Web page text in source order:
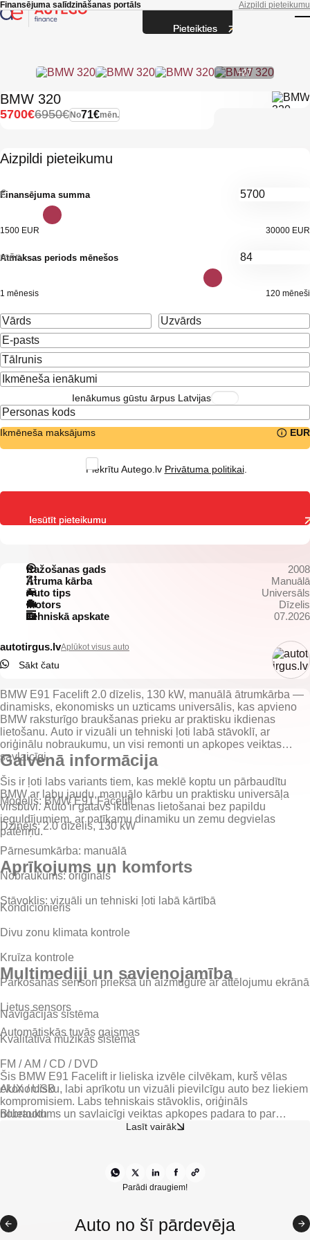
Skip to main content
Finansējuma salīdzināšanas portāls Aizpildi pieteikumu
+27
BMW 320
No71€mēn.
6950€
5700€
Aizpildi pieteikumu
Finansējuma summa
€
1500 EUR 30000 EUR
Atmaksas periods mēnešos
mēn.
1 mēnesis 120 mēneši
Ienākumus gūstu ārpus Latvijas
Ikmēneša maksājums EUR
Piekrītu Autego.lv Privātuma politikai.
Ražošanas gads
2008
Ātruma kārba
Manuālā
Auto tips
Universāls
Motors
Dīzelis
Tehniskā apskate
07.2026
autotirgus.lvAplūkot visus auto
Sākt čatu
BMW E91 Facelift 2.0 dīzelis, 130 kW, manuālā ātrumkārba —
dinamisks, ekonomisks un uzticams universālis, kas apvieno
BMW raksturīgo braukšanas prieku ar praktisku ikdienas
lietošanu. Auto ir vizuāli un tehniski ļoti labā stāvoklī, ar
oriģinālu nobraukumu, un visi remonti un apkopes veiktas
savlaicīgi.
Šis ir ļoti labs variants tiem, kas meklē koptu un pārbaudītu
BMW ar labu jaudu, manuālo kārbu un praktisku universāļa
virsbūvi. Auto ir gatavs ikdienas lietošanai bez papildu
ieguldījumiem, ar patīkamu dinamiku un zemu degvielas
Galvenā informācija
Modelis:BMW E91 Facelift
Dzinējs:2.0 dīzelis, 130 kW
Pārnesumkārba: manuālā
Nobraukums:oriģināls
Stāvoklis: vizuāli un tehniski ļoti labā kārtībā
Aprīkojums un komforts
Kondicionieris
Divu zonu klimata kontrole
Kruīza kontrole
Parkošanās sensori priekšā un aizmugurē ar attēlojumu ekrānā
Lietus sensors
Automātiskās tuvās gaismas
Multimediji un savienojamība
Navigācijas sistēma
Kvalitatīva mūzikas sistēma
FM / AM / CD / DVD
AUX / USB
Bluetooth
Šis BMW E91 Facelift ir lieliska izvēle cilvēkam, kurš vēlas
ekonomisku, labi aprīkotu un vizuāli pievilcīgu auto bez liekiem
kompromisiem. Labs tehniskais stāvoklis, oriģināls
nobraukums un savlaicīgi veiktas apkopes padara to par
pārliecinošu variantu ikdienai un garākiem braucieniem.
Lasīt vairāk
Parādi draugiem!
Auto no šī pārdevēja